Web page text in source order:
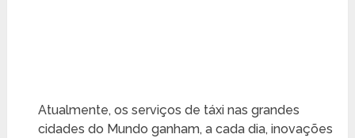
Atualmente, os serviços de táxi nas grandes
cidades do Mundo ganham, a cada dia, inovações